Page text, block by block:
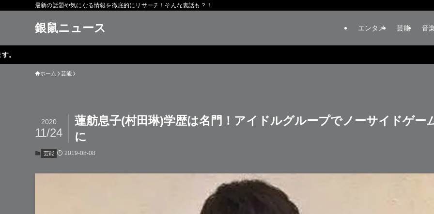
最新の話題や気になる情報を徹底的にリサーチ！そんな裏話も？！
銀鼠ニュース エンタメ 芸能 音
ホーム 芸能
蓮舫息子(村田琳)学歴は名門！アイドルグループでノーサイドゲー
に
2020
11/24
芸能 2019-08-08